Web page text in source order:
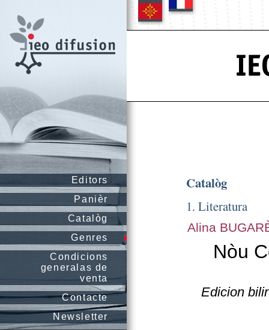
Editors
Panièr
Catalòg
Genres
Condicions
generalas de
venta
Contacte
Newsletter
Catalòg
1. Literatura
Alina
Nòu
Edicion